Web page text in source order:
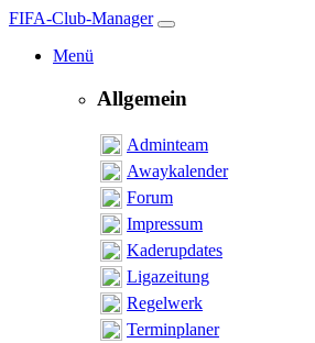
FIFA-Club-Manager
Menü
Allgemein
Adminteam
Awaykalender
Forum
Impressum
Kaderupdates
Ligazeitung
Regelwerk
Terminplaner